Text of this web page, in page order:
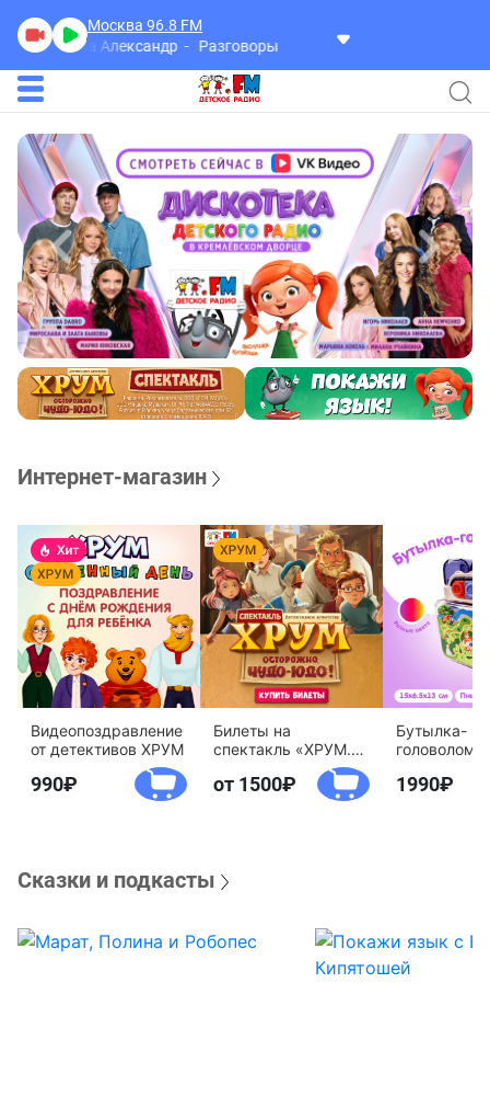
Москва 96.8 FM
Герра Александр
Разговоры
Интернет-магазин
Видеопоздравление
от детективов ХРУМ
990
Билеты на
спектакль «ХРУМ.
Осторожно, Чудо-
Юдо!»
от 1500
Бутылка-
агентство
1990
Сказки и подкасты